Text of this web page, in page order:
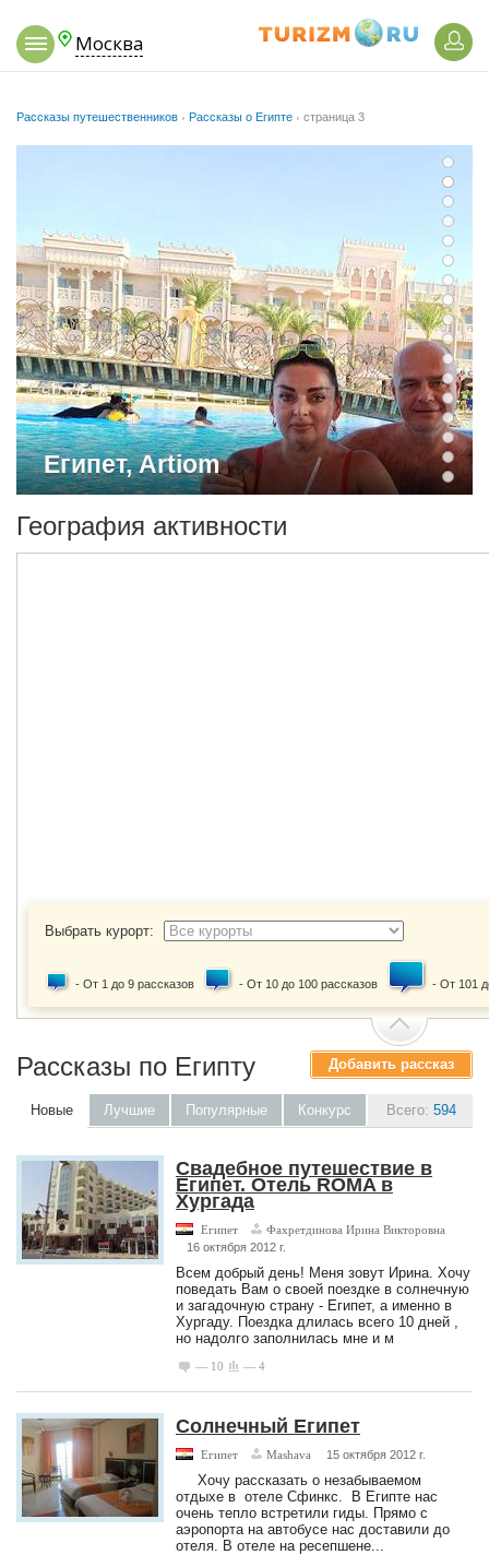
Москва
Рассказы путешественников › Рассказы о Египте › страница 3
Египет, Artiom
География активности
Выбрать курорт:
- От 1 до 9 рассказов - От 10 до 100 рассказов - От 101
Добавить рассказ
Рассказы по Египту
Всего: 594
Новые Лучшие Популярные Конкурс
Свадебное путешествие в
Египет. Отель ROMA в
Хургада
Египет
Фахретдинова Ирина Викторовна
16 октября 2012 г.
Всем добрый день! Меня зовут Ирина. Хочу
поведать Вам о своей поездке в солнечную
и загадочную страну - Египет, а именно в
Хургаду. Поездка длилась всего 10 дней ,
но надолго заполнилась мне и м
— 10 — 4
Солнечный Египет
Египет Mashava 15 октября 2012 г.
Хочу рассказать о незабываемом
отдыхе в отеле Сфинкс. В Египте нас
очень тепло встретили гиды. Прямо с
аэропорта на автобусе нас доставили до
отеля. В отеле на ресепшене...